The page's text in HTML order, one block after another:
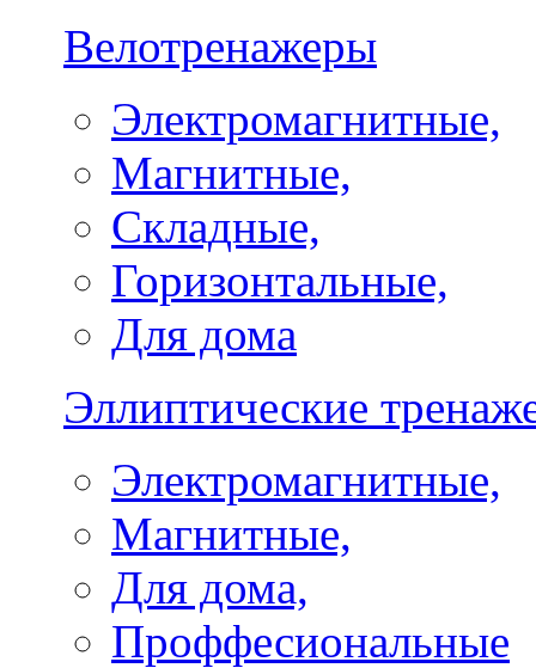
Велотренажеры
Электромагнитные,
Магнитные,
Складные,
Горизонтальные,
Для дома
Эллиптические
Электромагнитные,
Магнитные,
Для дома,
Проффесиональные